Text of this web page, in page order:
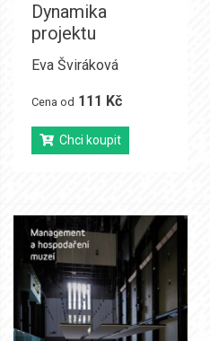
Dynamika
projektu
Eva Šviráková
Cena od 111 Kč
Chci koupit